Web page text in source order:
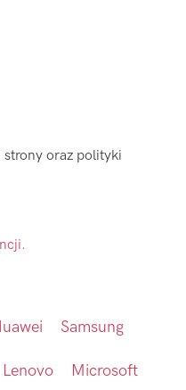
strony oraz polityki
Samsung
Lenovo Microsoft